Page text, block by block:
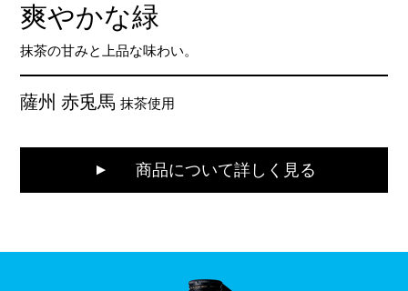
爽やかな緑
抹茶の甘みと上品な味わい。
薩州 赤兎馬抹茶使用
商品について詳しく見る